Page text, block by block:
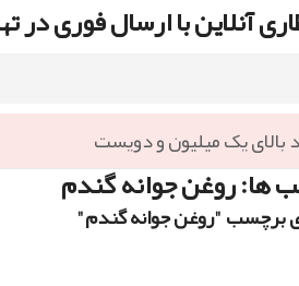
آنلاین با ارسال فوری در
بالای یک میلیون و دویست
ها: روغن جوانه گندم
برچسب "روغن جوانه گندم"